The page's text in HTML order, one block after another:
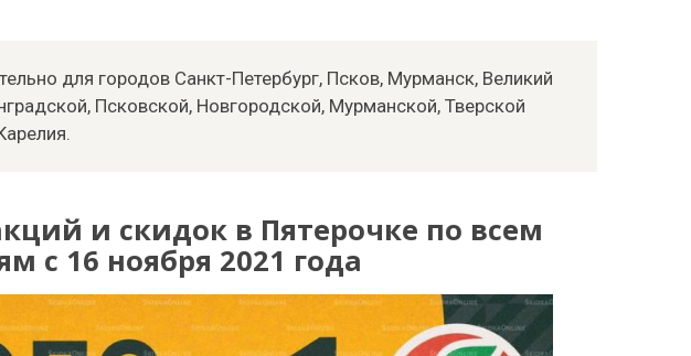
для городов Санкт-Петербург, Псков, Мурманск, Великий
Псковской, Новгородской, Мурманской, Тверской
и скидок в Пятерочке по всем
с 16 ноября 2021 года